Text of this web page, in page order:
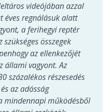
videójában azzal
éves regnálásuk alatt
a ferihegyi reptér
összegek
az ellenkezőjét
állami vagyont. Az
százalékos részesedés
az adósság
mindennapi működésből